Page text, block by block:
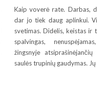
Kaip voverė rate. Darbas,
dar jo tiek daug aplinkui.
svetimas. Didelis, keistas ir
spalvingas,
žingsnyje
saulės trupinių gaudymas.